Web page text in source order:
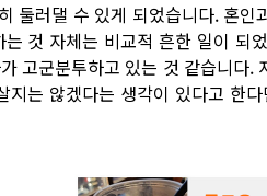
둘러댈 수 있게 되었습니다. 혼인
것 자체는 비교적 흔한 일이 되
고군분투하고 있는 것 같습니다.
는 않겠다는 생각이 있다고 한